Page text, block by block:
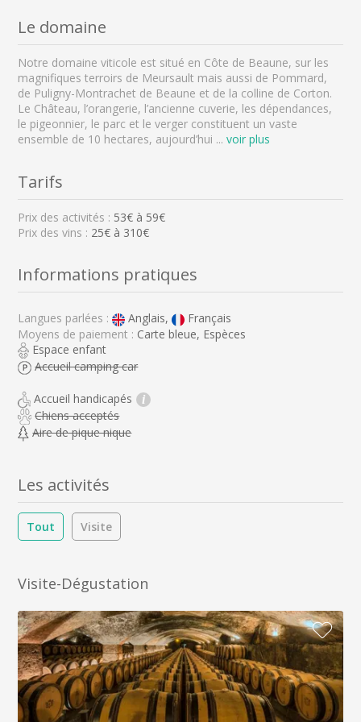
Le domaine
Notre domaine viticole est situé en Côte de Beaune, sur les
magnifiques terroirs de Meursault mais aussi de Pommard,
de Puligny-Montrachet de Beaune et de la colline de Corton.
Le Château, l’orangerie, l’ancienne cuverie, les dépendances,
le pigeonnier, le parc et le verger constituent un vaste
ensemble de 10 hectares, aujourd’hui ... voir plus
Tarifs
Prix des activités : 53€ à 59€
Prix des vins : 25€ à 310€
Informations pratiques
Langues parlées : Anglais,
Français
Moyens de paiement : Carte bleue, Espèces
Espace enfant
Accueil camping car
Accueil handicapés i
Chiens acceptés
Aire de pique nique
Les activités
Tout Visite
Visite-Dégustation